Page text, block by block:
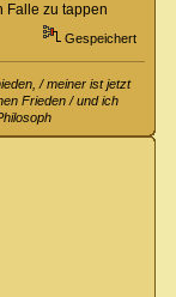
Falle zu tappen
Gespeichert
/ meiner ist jetzt
Frieden / und ich